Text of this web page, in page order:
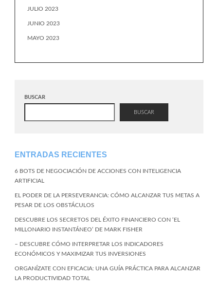
JULIO 2023
JUNIO 2023
MAYO 2023
BUSCAR
BUSCAR
ENTRADAS RECIENTES
6 BOTS DE NEGOCIACIÓN DE ACCIONES CON INTELIGENCIA
ARTIFICIAL
EL PODER DE LA PERSEVERANCIA: CÓMO ALCANZAR TUS METAS A
PESAR DE LOS OBSTÁCULOS
DESCUBRE LOS SECRETOS DEL ÉXITO FINANCIERO CON ‘EL
MILLONARIO INSTANTÁNEO’ DE MARK FISHER
– DESCUBRE CÓMO INTERPRETAR LOS INDICADORES
ECONÓMICOS Y MAXIMIZAR TUS INVERSIONES
ORGANÍZATE CON EFICACIA: UNA GUÍA PRÁCTICA PARA ALCANZAR
LA PRODUCTIVIDAD TOTAL